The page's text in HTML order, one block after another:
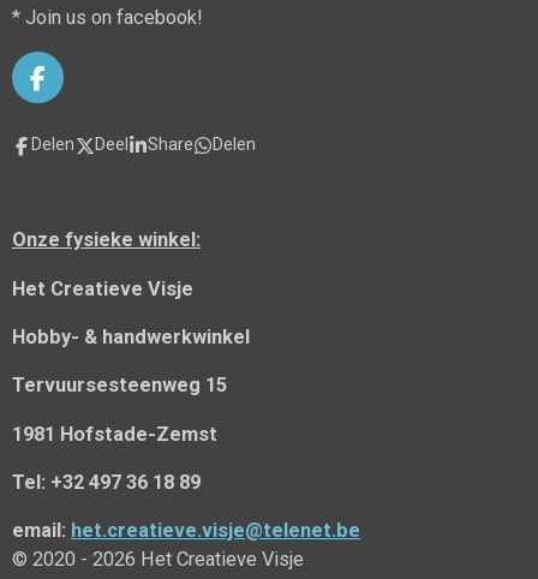
* Join us on facebook!
F
a
c
e
k
Delen Deel Share Delen
Onze fysieke winkel:
Het Creatieve Visje
Hobby- & handwerkwinkel
Tervuursesteenweg 15
1981 Hofstade-Zemst
Tel: +32 497 36 18 89
email: het.creatieve.visje@telenet.be
© 2020 - 2026 Het Creatieve Visje